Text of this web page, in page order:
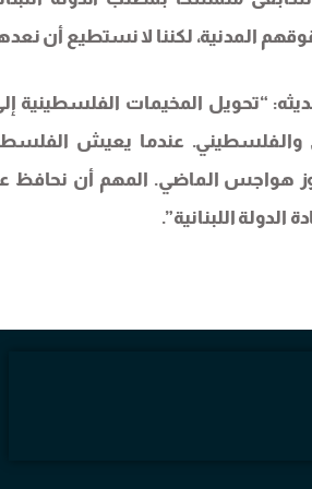
المدنية، لكننا لا نستطيع أن
“تحويل المخيمات الفلسطينية
والفلسطيني. عندما يعيش
هواجس الماضي. المهم أن نحافظ
اللبنانية”.